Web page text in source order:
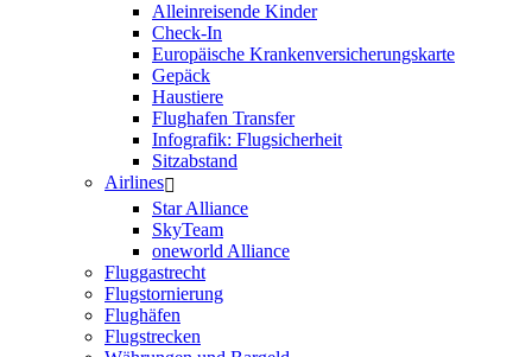
Alleinreisende Kinder
Check-In
Europäische Krankenversicherungskarte
Gepäck
Haustiere
Flughafen Transfer
Infografik: Flugsicherheit
Sitzabstand
Airlines
Star Alliance
SkyTeam
oneworld Alliance
Fluggastrecht
Flugstornierung
Flughäfen
Flugstrecken